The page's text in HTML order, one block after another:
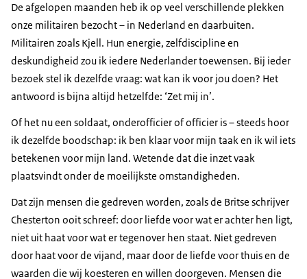
De afgelopen maanden heb ik op veel verschillende plekken
onze militairen bezocht – in Nederland en daarbuiten.
Militairen zoals Kjell. Hun energie, zelfdiscipline en
deskundigheid zou ik iedere Nederlander toewensen. Bij ieder
bezoek stel ik dezelfde vraag: wat kan ik voor jou doen? Het
antwoord is bijna altijd hetzelfde: ‘Zet mij in’.
Of het nu een soldaat, onderofficier of officier is – steeds hoor
ik dezelfde boodschap: ik ben klaar voor mijn taak en ik wil iets
betekenen voor mijn land. Wetende dat die inzet vaak
plaatsvindt onder de moeilijkste omstandigheden.
Dat zijn mensen die gedreven worden, zoals de Britse schrijver
Chesterton ooit schreef: door liefde voor wat er achter hen ligt,
niet uit haat voor wat er tegenover hen staat. Niet gedreven
door haat voor de vijand, maar door de liefde voor thuis en de
waarden die wij koesteren en willen doorgeven. Mensen die